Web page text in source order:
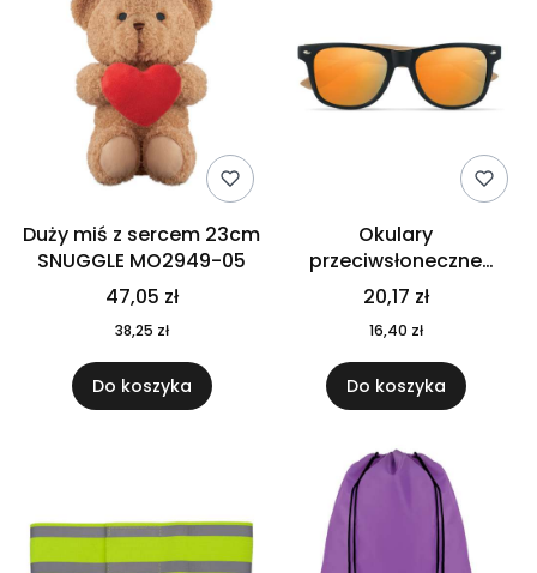
Duży miś z sercem 23cm
SNUGGLE MO2949-05
47,05 zł
38,25 zł
Do koszyka
Okulary
przeciwsłoneczne
CALIFORNIA TOUCH
MO9617-10
20,17 zł
16,40 zł
Do koszyka